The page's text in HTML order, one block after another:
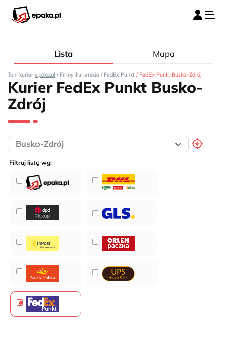
Lista Mapa
Tani kurier epaka.pl / Firmy kurierskie / FedEx Punkt / FedEx Punkt Busko-Zdrój
Kurier FedEx Punkt Busko-
Zdrój
Filtruj listę wg: